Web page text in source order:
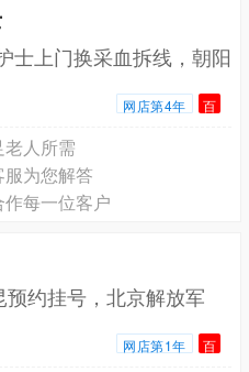
士上门换采血拆线，朝阳
网店第4年 百
人所需
为您解答
每一位客户
约挂号，北京解放军
网店第1年 百